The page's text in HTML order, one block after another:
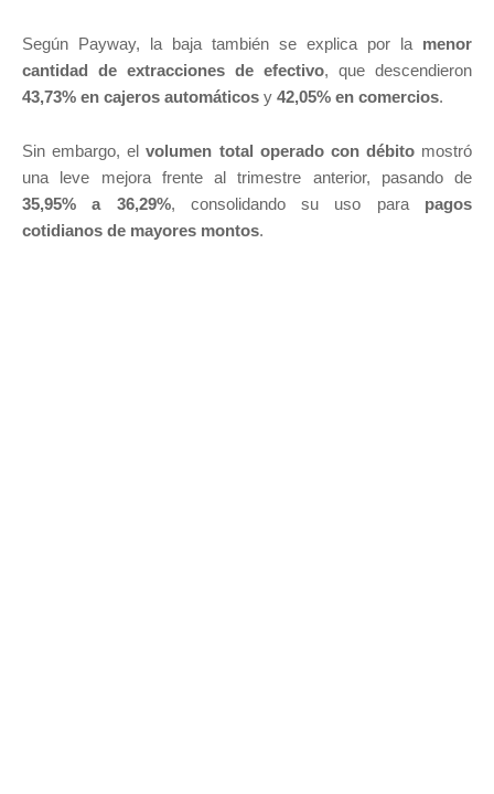
Según Payway, la baja también se explica por la menor
cantidad de extracciones de efectivo, que descendieron
43,73% en cajeros automáticos y 42,05% en comercios.
Sin embargo, elvolumen total operado con débitomostró
una leve mejora frente al trimestre anterior, pasando de
35,95% a 36,29%, consolidando su uso para pagos
cotidianos de mayores montos.